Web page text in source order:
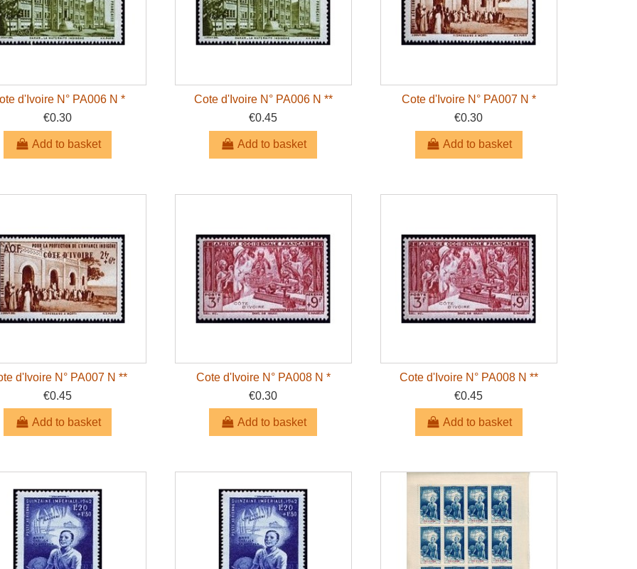
d'Ivoire N° PA006 N *
€0.30
Add to basket
Cote d'Ivoire N° PA006 N **
€0.45
Add to basket
Cote d'Ivoire N° PA007 N *
€0.30
Add to basket
d'Ivoire N° PA007 N **
€0.45
Add to basket
Cote d'Ivoire N° PA008 N *
€0.30
Add to basket
Cote d'Ivoire N° PA008 N **
€0.45
Add to basket